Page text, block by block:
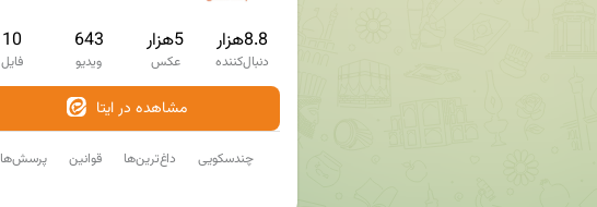
8.8هزار
دنبال‌کننده
5هزار
عکس
643
ویدیو
10
فایل
مشاهده در ایتا
پرسش‌ها قوانین داغ‌ترین‌ها چندسکویی